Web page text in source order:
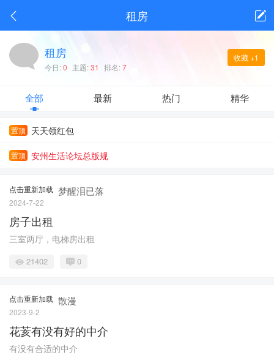
租房
收藏+1
租房
今日:0 主题:31 排名:7
全部 最新 热门 精华
置顶 天天领红包
置顶 安州生活论坛总版规
点击重新加载 梦醒泪已落
2024-7-22
房子出租
三室两厅，电梯房出租
21402 0
点击重新加载 散漫
2023-9-2
花荄有没有好的中介
有没有合适的中介